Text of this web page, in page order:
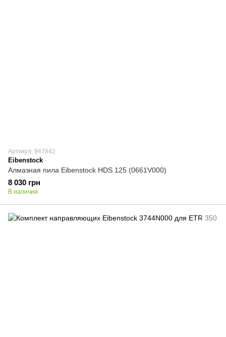
Артикул: 947842
Eibenstock
Алмазная пила Eibenstock HDS 125 (0661V000)
8 030 грн
В наличии